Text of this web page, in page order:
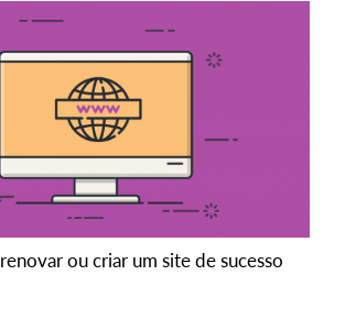
ou criar um site de sucesso